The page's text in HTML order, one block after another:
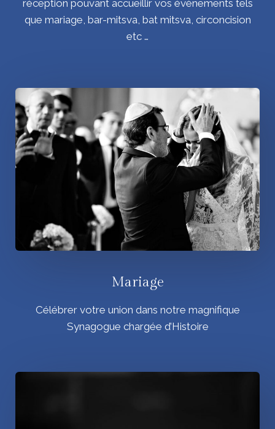
réception pouvant accueillir vos évènements tels
que mariage, bar-mitsva, bat mitsva, circoncision
etc …
Mariage
Célébrer votre union dans notre magnifique
Synagogue chargée d’Histoire